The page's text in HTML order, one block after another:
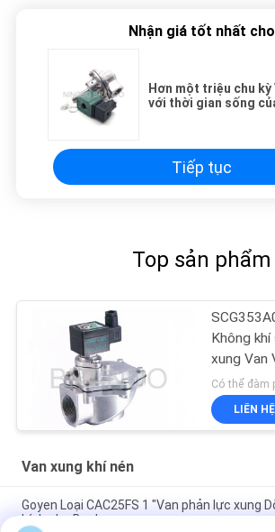
Nhận giá tốt nhất cho
Hơn một triệu chu kỳ
với thời gian sống
Tiếp tục
Top sản phẩm
Không
xung Van
nhôm
Có thể đàm
LIÊN HỆ
Van xung khí nén
Goyen Loại CAC25FS 1 "Van phản lực xung
bích cho Baghouse